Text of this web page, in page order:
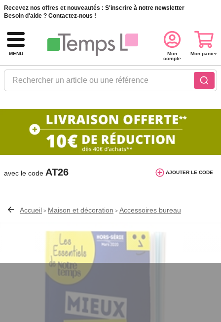
Recevez nos offres et nouveautés : S'inscrire à notre newsletter
Besoin d'aide ? Contactez-nous !
MENU
Rechercher un article ou une référence
Mon
compte
Mon panier
10€ de réduction dès 40€ d'achat. Offre
valable du 03/08/2026 au 12/08/2026.
avec le code AT26 AJOUTER LE CODE
Accueil > Maison et décoration > Accessoires bureau